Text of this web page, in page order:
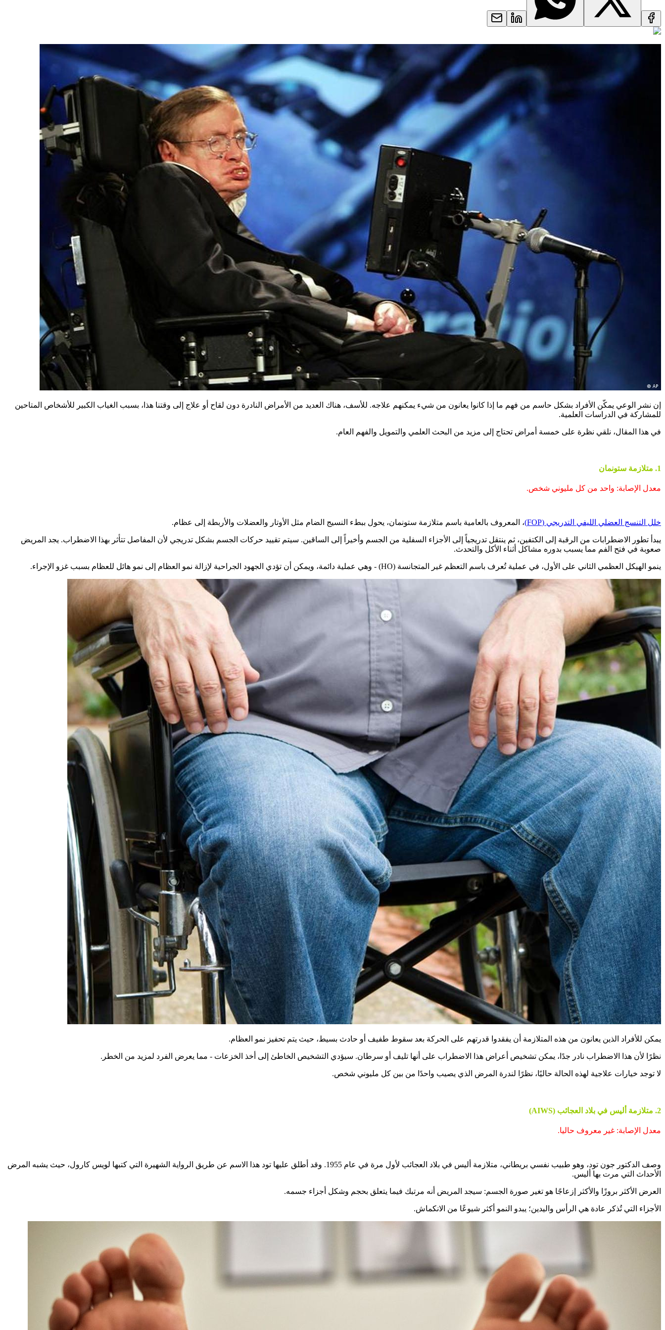
إن نشر الوعي يمكّن الأفراد بشكل حاسم من فهم ما إذا كانوا يعانون من شيء يمكنهم علاجه. للأسف، هناك العديد من الأمراض النادرة دون لقاح أو علاج إلى وقتنا هذا، بسبب الغياب الكبير للأشخاص المتاحين
للمشاركة في الدراسات العلمية.
في هذا المقال، نلقي نظرة على خمسة أمراض تحتاج إلى مزيد من البحث العلمي والتمويل والفهم العام.
1. متلازمة ستونمان
معدل الإصابة: واحد من كل مليوني شخص.
خلل التنسج العضلي الليفي التدريجي (FOP) ، المعروف بالعامية باسم متلازمة ستونمان، يحول ببطء النسيج الضام مثل الأوتار والعضلات والأربطة إلى عظام.
يبدأ تطور الاضطرابات من الرقبة إلى الكتفين، ثم ينتقل تدريجياً إلى الأجزاء السفلية من الجسم وأخيراً إلى الساقين. سيتم تقييد حركات الجسم بشكل تدريجي لأن المفاصل تتأثر بهذا الاضطراب. يجد المريض
صعوبة في فتح الفم مما يسبب بدوره مشاكل أثناء الأكل والتحدث.
ينمو الهيكل العظمي الثاني على الأول، في عملية تُعرف باسم التعظم غير المتجانسة (HO) - وهي عملية دائمة، ويمكن أن تؤدي الجهود الجراحية لإزالة نمو العظام إلى نمو هائل للعظام بسبب غزو الإجراء.
يمكن للأفراد الذين يعانون من هذه المتلازمة أن يفقدوا قدرتهم على الحركة بعد سقوط طفيف أو حادث بسيط، حيث يتم تحفيز نمو العظام.
نظرًا لأن هذا الاضطراب نادر جدًا، يمكن تشخيص أعراض هذا الاضطراب على أنها تليف أو سرطان. سيؤدي التشخيص الخاطئ إلى أخذ الخزعات - مما يعرض الفرد لمزيد من الخطر.
لا توجد خيارات علاجية لهذه الحالة حاليًا، نظرًا لندرة المرض الذي يصيب واحدًا من بين كل مليوني شخص.
2. متلازمة أليس في بلاد العجائب (AIWS)
معدل الإصابة: غير معروف حاليا.
وصف الدكتور جون تود، وهو طبيب نفسي بريطاني، متلازمة أليس في بلاد العجائب لأول مرة في عام 1955. وقد أطلق عليها تود هذا الاسم عن طريق الرواية الشهيرة التي كتبها لويس كارول، حيث يشبه المرض
الأحداث التي مرت بها أليس.
العرض الأكثر بروزًا والأكثر إزعاجًا هو تغير صورة الجسم: سيجد المريض أنه مرتبك فيما يتعلق بحجم وشكل أجزاء جسمه.
الأجزاء التي تُذكر عادة هي الرأس واليدين؛ يبدو النمو أكثر شيوعًا من الانكماش.